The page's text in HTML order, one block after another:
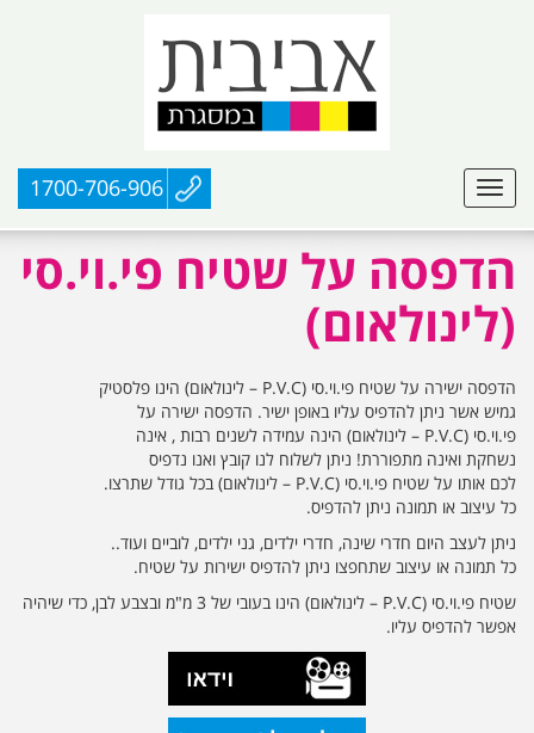
1700-706-906
הדפסה על שטיח פי.וי.סי
(לינולאום)
הדפסה ישירה על שטיח פי.וי.סי (P.V.C – לינולאום) הינו פלסטיק
גמיש אשר ניתן להדפיס עליו באופן ישיר. הדפסה ישירה על
פי.וי.סי (P.V.C – לינולאום) הינה עמידה לשנים רבות , אינה
נשחקת ואינה מתפוררת! ניתן לשלוח לנו קובץ ואנו נדפיס
לכם אותו על שטיח פי.וי.סי (P.V.C – לינולאום) בכל גודל שתרצו.
כל עיצוב או תמונה ניתן להדפיס.
ניתן לעצב היום חדרי שינה, חדרי ילדים, גני ילדים, לוביים ועוד..
כל תמונה או עיצוב שתחפצו ניתן להדפיס ישירות על שטיח.
שטיח פי.וי.סי (P.V.C – לינולאום) הינו בעובי של 3 מ"מ ובצבע לבן, כדי שיהיה
אפשר להדפיס עליו.